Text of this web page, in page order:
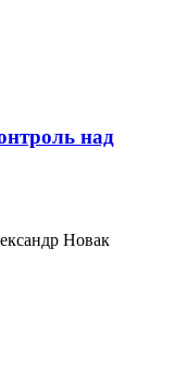
над
Новак